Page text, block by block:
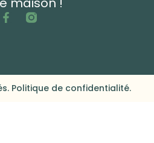
Politique de confidentialité.